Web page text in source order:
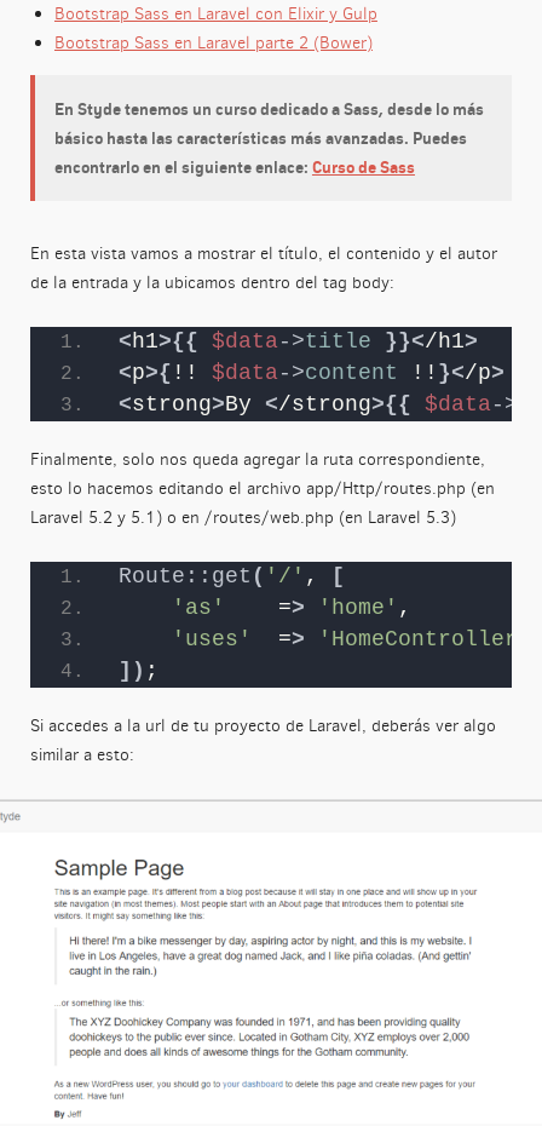
Bootstrap Sass en Laravel con Elixir y Gulp
Bootstrap Sass en Laravel parte 2 (Bower)
En Styde tenemos un curso dedicado a Sass, desde lo más
básico hasta las características más avanzadas. Puedes
encontrarlo en el siguiente enlace: Curso de Sass
En esta vista vamos a mostrar el título, el contenido y el autor
de la entrada y la ubicamos dentro del tag body:
< h1>{{ $data->title }}</h1>
<p>{ !! $data->content !! }</p>
<strong>By </strong>{{ $data->
Finalmente, solo nos queda agregar la ruta correspondiente,
esto lo hacemos editando el archivo app/Http/routes.php (en
Laravel 5.2 y 5.1) o en /routes/web.php (en Laravel 5.3)
Route::get ( '/' ,
[
'as'
    =
> 'home' ,
'uses'
  =
>
]) ;
Si accedes a la url de tu proyecto de Laravel, deberás ver algo
similar a esto: